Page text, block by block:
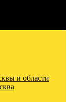
и области